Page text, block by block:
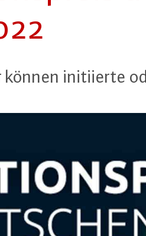
können in­iti­ier­te